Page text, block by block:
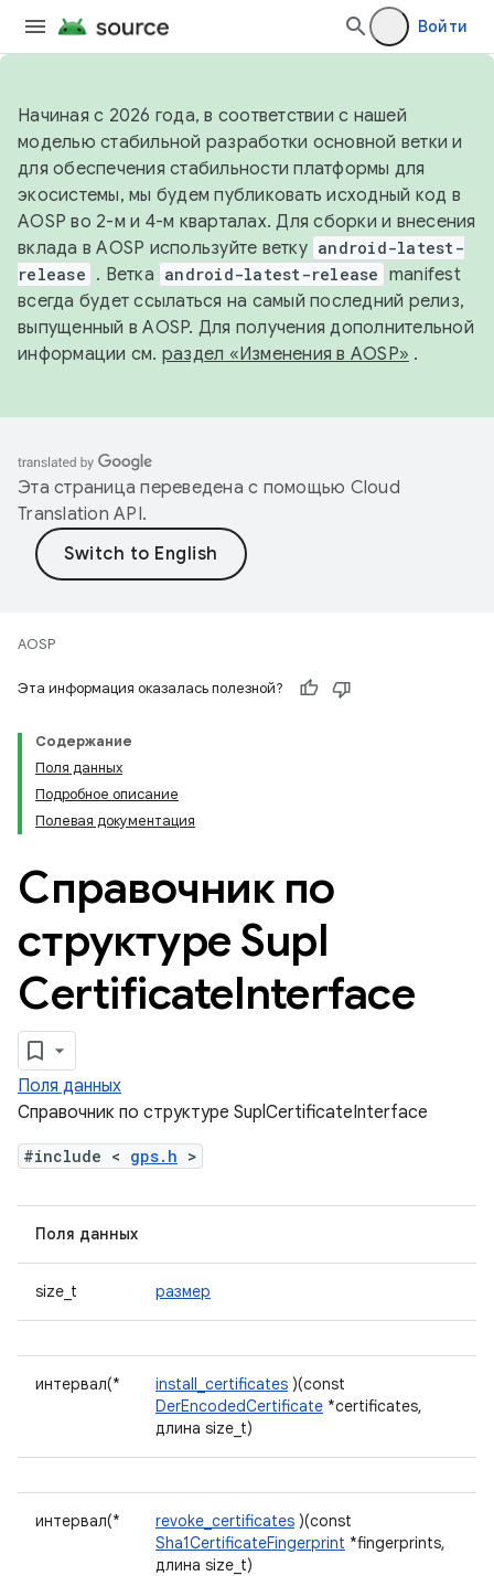
Войти
Начиная с 2026 года, в соответствии с нашей
моделью стабильной разработки основной ветки и
для обеспечения стабильности платформы для
экосистемы, мы будем публиковать исходный код в
AOSP во 2-м и 4-м кварталах. Для сборки и внесения
вклада в AOSP используйте ветку android-latest-
release . Ветка android-latest-release manifest
всегда будет ссылаться на самый последний релиз,
выпущенный в AOSP. Для получения дополнительной
информации см. раздел «Изменения в AOSP» .
Эта страница переведена с помощью Cloud
Translation API.
AOSP
Эта информация оказалась полезной?
Содержание
Поля данных
Подробное описание
Полевая документация
Справочник по
структуре Supl
CertificateInterface
Поля данных
Справочник по структуре SuplCertificateInterface
#include < gps.h >
Поля данных
size_t размер
интервал(* install_certificates )(const
DerEncodedCertificate *certificates,
длина size_t)
интервал(* revoke_certificates )(const
Sha1CertificateFingerprint *fingerprints,
длина size_t)